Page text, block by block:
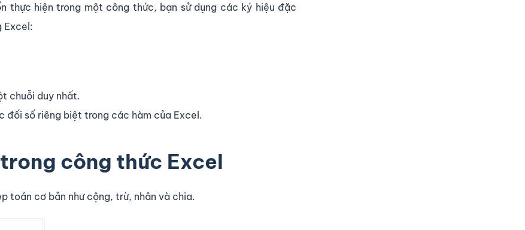
thực hiện trong một công thức, bạn sử dụng các ký hiệu đặc
Excel:
chuỗi duy nhất.
đối số riêng biệt trong các hàm của Excel.
công thức Excel
toán cơ bản như cộng, trừ, nhân và chia.